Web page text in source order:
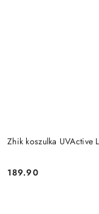
Zhik koszulka UVActive
Cena:
189.90